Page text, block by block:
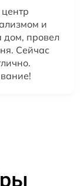
и
дом, провел
Сейчас